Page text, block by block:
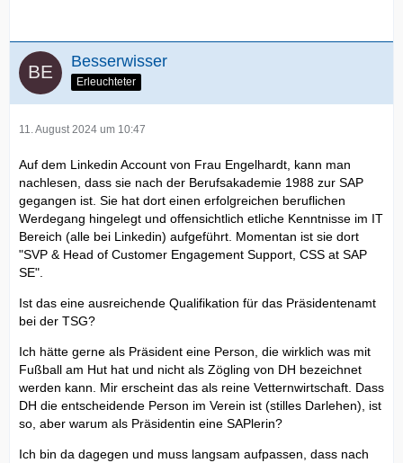
Vorstöße ins Nirgendwo. Der Verein benötigt endlich
Besserwisser
Erleuchteter
11. August 2024 um 10:47
Auf dem Linkedin Account von Frau Engelhardt, kann man
nachlesen, dass sie nach der Berufsakademie 1988 zur SAP
gegangen ist. Sie hat dort einen erfolgreichen beruflichen
Werdegang hingelegt und offensichtlich etliche Kenntnisse im IT
Bereich (alle bei Linkedin) aufgeführt. Momentan ist sie dort
"SVP & Head of Customer Engagement Support, CSS at SAP
SE".
Ist das eine ausreichende Qualifikation für das Präsidentenamt
bei der TSG?
Ich hätte gerne als Präsident eine Person, die wirklich was mit
Fußball am Hut hat und nicht als Zögling von DH bezeichnet
werden kann. Mir erscheint das als reine Vetternwirtschaft. Dass
DH die entscheidende Person im Verein ist (stilles Darlehen), ist
so, aber warum als Präsidentin eine SAPlerin?
Ich bin da dagegen und muss langsam aufpassen, dass nach